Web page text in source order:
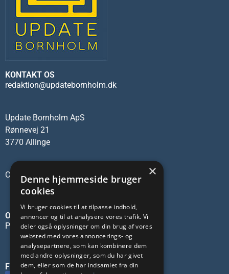
KONTAKT OS
redaktion@updatebornholm.dk
Update Bornholm ApS
Rønnevej 21
3770 Allinge
CVR-nr.: 45137473
OM OS
Privatlivspolitik
FØLG OS PÅ SOCIALE MEDIER
×
Denne hjemmeside bruger
cookies
Vi bruger cookies til at tilpasse indhold,
annoncer og til at analysere vores trafik. Vi
deler også oplysninger om din brug af vores
websted med vores annoncerings- og
analysepartnere, som kan kombinere dem
med andre oplysninger, som du har givet
dem, eller som de har indsamlet fra din